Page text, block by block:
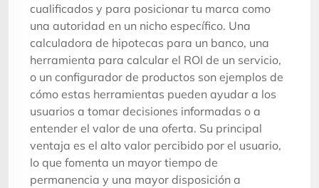
cualificados y para posicionar tu marca como
una autoridad en un nicho específico. Una
calculadora de hipotecas para un banco, una
herramienta para calcular el ROI de un servicio,
o un configurador de productos son ejemplos de
cómo estas herramientas pueden ayudar a los
usuarios a tomar decisiones informadas o a
entender el valor de una oferta. Su principal
ventaja es el alto valor percibido por el usuario,
lo que fomenta un mayor tiempo de
permanencia y una mayor disposición a